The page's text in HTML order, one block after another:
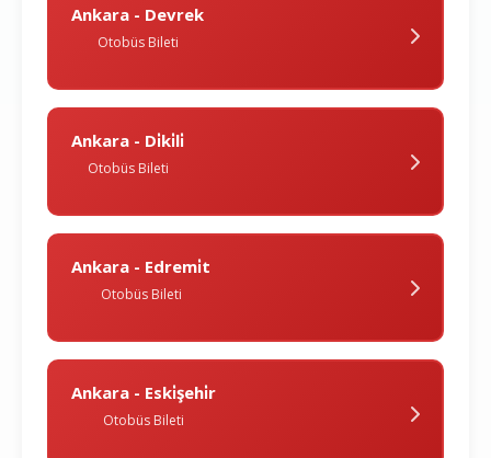
Ankara - Devrek
Otobüs Bileti
Ankara - Di̇ki̇li̇
Otobüs Bileti
Ankara - Edremi̇t
Otobüs Bileti
Ankara - Eski̇şehi̇r
Otobüs Bileti